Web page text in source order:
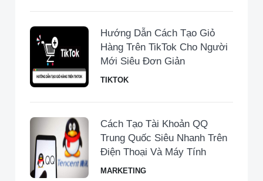
Hướng Dẫn Cách Tạo Giỏ
Hàng Trên TikTok Cho Người
Mới Siêu Đơn Giản
TIKTOK
Cách Tạo Tài Khoản QQ
Trung Quốc Siêu Nhanh Trên
Điện Thoại Và Máy Tính
MARKETING